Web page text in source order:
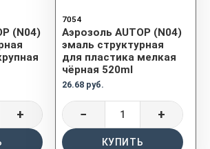
(N04)
+
7054
Аэрозоль AUTOP (N04)
эмаль структурная
для пластика мелкая
чёрная 520ml
26.68 руб.
− +
КУПИТЬ